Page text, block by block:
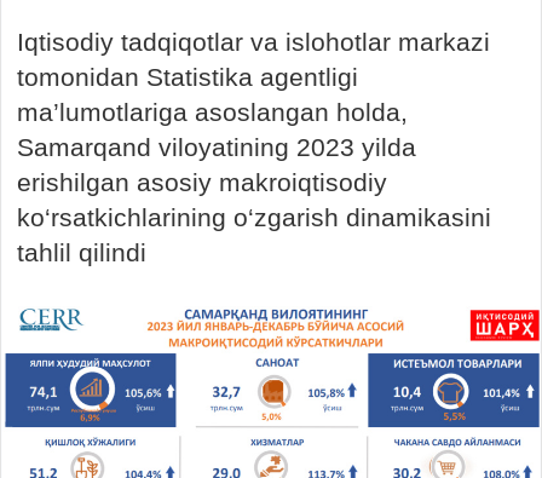
Iqtisodiy tadqiqotlar va islohotlar markazi
tomonidan Statistika agentligi
ma’lumotlariga asoslangan holda,
Samarqand viloyatining 2023 yilda
erishilgan asosiy makroiqtisodiy
ko‘rsatkichlarining o‘zgarish dinamikasini
tahlil qilindi